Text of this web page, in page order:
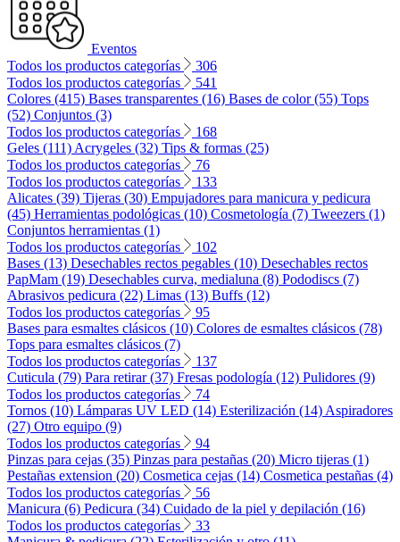
Eventos
Todos los productos categorías
306
Todos los productos categorías
541
Colores (415) Bases transparentes (16) Bases de color (55) Tops
(52) Conjuntos (3)
Todos los productos categorías
168
Geles (111) Acrygeles (32) Tips & formas (25)
Todos los productos categorías
76
Todos los productos categorías
133
Alicates (39) Tijeras (30) Empujadores para manicura y pedicura
(45) Herramientas podológicas (10) Cosmetología (7) Tweezers (1)
Conjuntos herramientas (1)
Todos los productos categorías
102
Bases (13) Desechables rectos pegables (10) Desechables rectos
PapMam (19) Desechables curva, medialuna (8) Pododiscs (7)
Abrasivos pedicura (22) Limas (13) Buffs (12)
Todos los productos categorías
95
Bases para esmaltes clásicos (10) Colores de esmaltes clásicos (78)
Tops para esmaltes clásicos (7)
Todos los productos categorías
137
Cuticula (79) Para retirar (37) Fresas podología (12) Pulidores (9)
Todos los productos categorías
74
Tornos (10) Lámparas UV LED (14) Esterilización (14) Aspiradores
(27) Otro equipo (9)
Todos los productos categorías
94
Pinzas para cejas (35) Pinzas para pestañas (20) Micro tijeras (1)
Pestañas extension (20) Cosmetica cejas (14) Cosmetica pestañas (4)
Todos los productos categorías
56
Manicura (6) Pedicura (34) Cuidado de la piel y depilación (16)
Todos los productos categorías
33